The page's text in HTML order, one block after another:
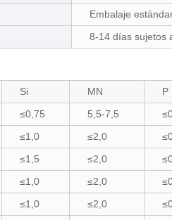
Embalaje
8-14 días sujetos
Si MN
P
≤0,75 5,5-7,5
≤1,0 ≤2,0
≤1,5 ≤2,0
≤1,0 ≤2,0
≤1,0 ≤2,0